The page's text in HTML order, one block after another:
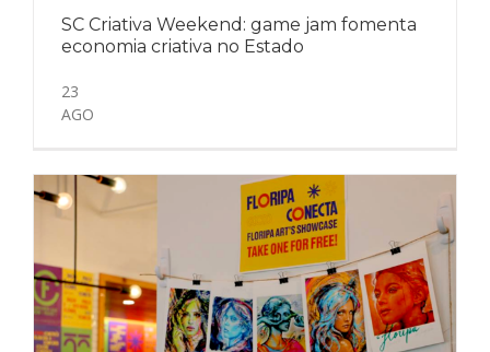
SC Criativa Weekend: game jam fomenta
economia criativa no Estado
23
AGO